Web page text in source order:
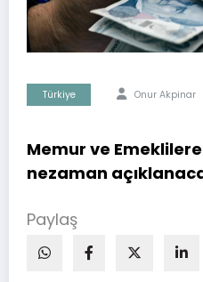
Türkiye Onur Akpinar
Memur ve
nezaman
Paylaş